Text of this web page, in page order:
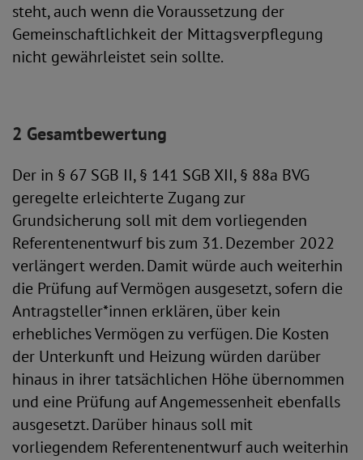
steht, auch wenn die Voraussetzung der
Gemeinschaftlichkeit der Mittagsverpflegung
nicht gewährleistet sein sollte.
2 Gesamtbewertung
Der in § 67 SGB II, § 141 SGB XII, § 88a BVG
geregelte erleichterte Zugang zur
Grundsicherung soll mit dem vorliegenden
Referentenentwurf bis zum 31. Dezember 2022
verlängert werden. Damit würde auch weiterhin
die Prüfung auf Vermögen ausgesetzt, sofern die
Antragsteller*innen erklären, über kein
erhebliches Vermögen zu verfügen. Die Kosten
der Unterkunft und Heizung würden darüber
hinaus in ihrer tatsächlichen Höhe übernommen
und eine Prüfung auf Angemessenheit ebenfalls
ausgesetzt. Darüber hinaus soll mit
vorliegendem Referentenentwurf auch weiterhin